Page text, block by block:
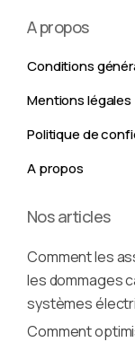
A propos
Conditions
Mentions légales
Politique de
A propos
Nos articles
Comment les
les dommages
systèmes
Comment